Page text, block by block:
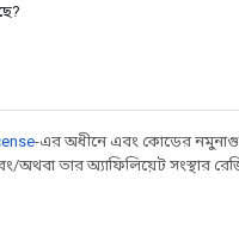
-এর অধীনে এবং কোডের
তার অ্যাফিলিয়েট সংস্থার